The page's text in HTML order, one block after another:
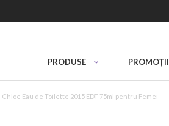
PRODUSE PROMOȚII
Chloe Eau de Toilette 2015 EDT 75ml pentru Femei